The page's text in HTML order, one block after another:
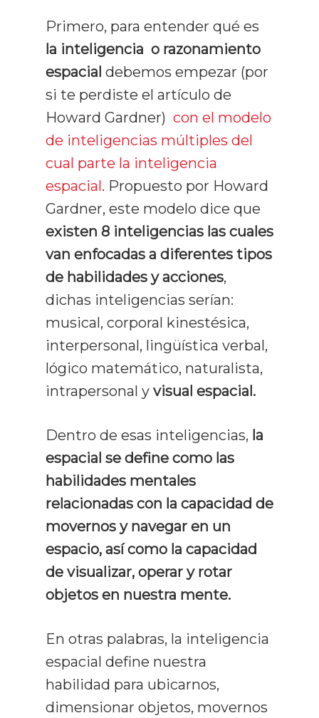
Primero, para entender qué es
la inteligencia o razonamiento
espacial debemos empezar (por
si te perdiste el artículo de
Howard Gardner) con el modelo
de inteligencias múltiples del
cual parte la inteligencia
espacial. Propuesto por Howard
Gardner, este modelo dice que
existen 8 inteligencias las cuales
van enfocadas a diferentes tipos
de habilidades y acciones,
dichas inteligencias serían:
musical, corporal kinestésica,
interpersonal, lingüística verbal,
lógico matemático, naturalista,
intrapersonal y visual espacial.
Dentro de esas inteligencias, la
espacial se define como las
habilidades mentales
relacionadas con la capacidad de
movernos y navegar en un
espacio, así como la capacidad
de visualizar, operar y rotar
objetos en nuestra mente.
En otras palabras, la inteligencia
espacial define nuestra
habilidad para ubicarnos,
dimensionar objetos, movernos